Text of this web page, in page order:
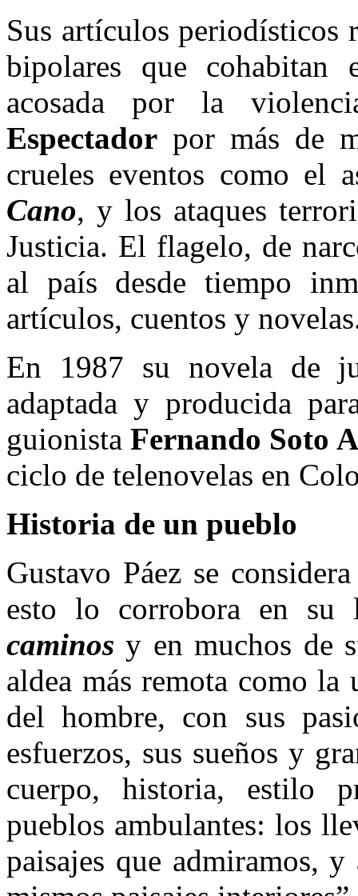
Sus artículos periodísticos
bipolares que cohabitan
acosada por la
Espectador por más de
crueles eventos como el
Cano, y los ataques
Justicia. El flagelo, de
al país desde tiempo
artículos, cuentos y
En 1987 su novela de
adaptada y producida
guionistaFernando Soto
ciclo de telenovelas en
Historia de un pueblo
Gustavo Páez se
esto lo corrobora en
caminosy en muchos de
aldea más remota como
del hombre, con sus
esfuerzos, sus sueños y
cuerpo, historia, estilo
pueblos ambulantes: los
paisajes que admiramos,